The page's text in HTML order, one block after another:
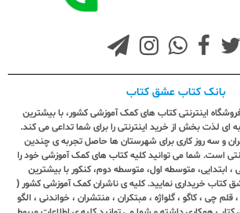
بانک کتاب عشق کتاب
اینترنتی کتاب های کمک آموزشی کشور، با بیشترین
ای لذت بخش از خرید اینترنتی را برای شما تداعی می کند.
برای تهران و سه روز کاری برای شهرستان ها حاصل تجربه ی چندین
است. شما می توانید کلیه کتاب های کمک آموزشی خود را
ابتدایی، متوسطه اول، متوسطه دوم، کنکور با بیشترین
خریداری نمایید. کلیه ی ناشران کمک آموزشی کشور (
چی ، کاگو ، گلواژه ، مبتکران ، منتشران ، خواندنی ، الگو